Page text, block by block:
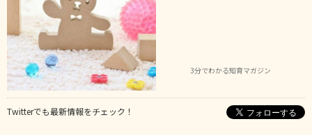
3分でわかる知育マガジン
Twitterでも最新情報をチェック！